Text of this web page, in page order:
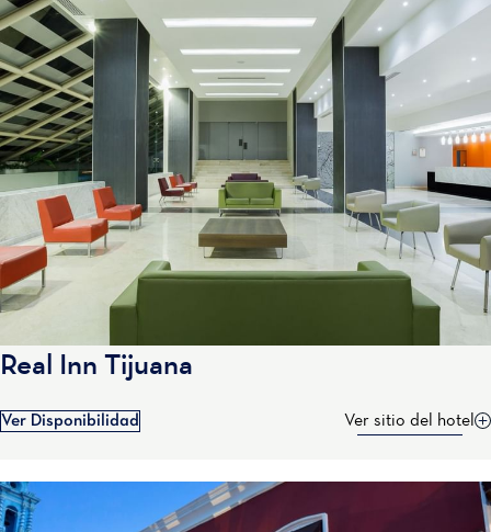
Real Inn Tijuana
Ver Disponibilidad Ver sitio del hotel